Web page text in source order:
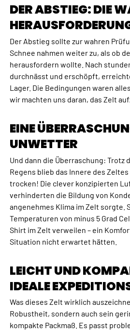
DER ABSTIEG: DIE
Der Abstieg sollte zur wahren
Schnee nahmen weiter zu, als ob
herausfordern wollte. Nach
durchnässt und erschöpft,
Lager. Die Bedingungen waren
wir machten uns daran, das Zelt
EINE
UNWETTER
Und dann die Überraschung: Trotz
Regens blieb das Innere des
trocken! Die clever konzipierten
verhinderten die Bildung von
angenehmes Klima im Zelt sorgte.
Temperaturen von minus 5 Grad
Shirt im Zelt verweilen – ein
Situation nicht erwartet hätten.
LEICHT UND
IDEALE
Was dieses Zelt wirklich
Robustheit, sondern auch sein
kompakte Packmaß. Es passt